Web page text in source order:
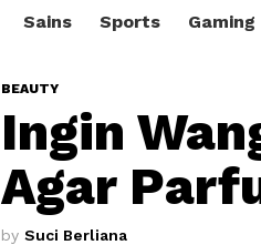
Sains Sports Gaming
BEAUTY
Ingin
Agar
by Suci Berliana